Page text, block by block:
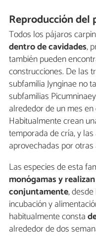
Reproducción
Todos los pájaros
dentro de cavidades,
también pueden
construcciones. De las
subfamilia Jynginae no
subfamilias
alrededor de un mes
Habitualmente crean
temporada de cría, y
aprovechadas por
Las especies de esta
monógamas y
conjuntamente,
incubación y
habitualmente consta
alrededor de dos